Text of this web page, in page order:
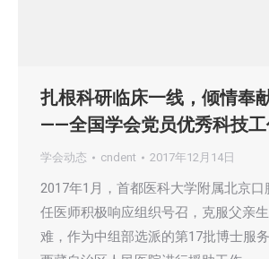
扎根科研临床一线，倾情奉
——全国学会党员优秀科技
学会动态 cndent 2017年12月14日
2017年1月，首都医科大学附属北京口
任医师积极响应组织号召，克服父亲
难，作为中组部选派的第17批博士服